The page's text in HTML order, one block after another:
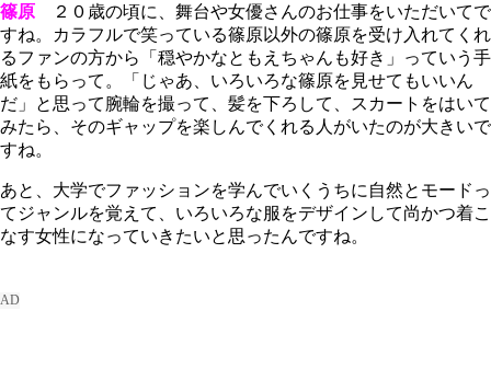
篠原 ２０歳の頃に、舞台や女優さんのお仕事をいただいてで
すね。カラフルで笑っている篠原以外の篠原を受け入れてくれ
るファンの方から「穏やかなともえちゃんも好き」っていう手
紙をもらって。「じゃあ、いろいろな篠原を見せてもいいん
だ」と思って腕輪を撮って、髪を下ろして、スカートをはいて
みたら、そのギャップを楽しんでくれる人がいたのが大きいで
すね。
あと、大学でファッションを学んでいくうちに自然とモードっ
てジャンルを覚えて、いろいろな服をデザインして尚かつ着こ
なす女性になっていきたいと思ったんですね。